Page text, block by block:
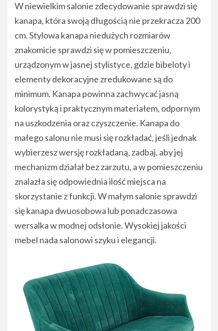
W niewielkim salonie zdecydowanie sprawdzi się
kanapa, która swoją długością nie przekracza 200
cm. Stylowa kanapa niedużych rozmiarów
znakomicie sprawdzi się w pomieszczeniu,
urządzonym w jasnej stylistyce, gdzie bibeloty i
elementy dekoracyjne zredukowane są do
minimum. Kanapa powinna zachwycać jasną
kolorystyką i praktycznym materiałem, odpornym
na uszkodzenia oraz czyszczenie. Kanapa do
małego salonu nie musi się rozkładać, jeśli jednak
wybierzesz wersję rozkładaną, zadbaj, aby jej
mechanizm działał bez zarzutu, a w pomieszczeniu
znalazła się odpowiednia ilość miejsca na
skorzystanie z funkcji. W małym salonie sprawdzi
się kanapa dwuosobowa lub ponadczasowa
wersalka w modnej odsłonie. Wysokiej jakości
mebel nada salonowi szyku i elegancji.